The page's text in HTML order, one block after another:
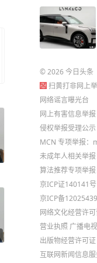
©2026今日头条
扫黄打非网上
网络谣言曝光台
网上有害信息举报
侵权举报受理公示
MCN 专项举报
未成年人相关举
算法推荐专项举
京ICP证140141号
京ICP备
网络文化经营许
营业执照 广播电
出版物经营许可证
互联网新闻信息